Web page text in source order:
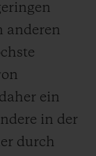
anderen
ein
in der
durch